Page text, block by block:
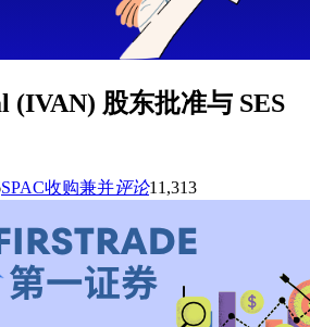
(IVAN) 股东批准与 SES
SPAC收购兼并评论11,313